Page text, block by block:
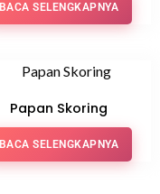
BACA SELENGKAPNYA
Papan Skoring
BACA SELENGKAPNYA